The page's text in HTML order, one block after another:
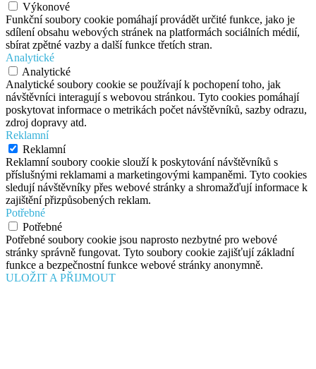
Výkonové
Funkční soubory cookie pomáhají provádět určité funkce, jako je
sdílení obsahu webových stránek na platformách sociálních médií,
sbírat zpětné vazby a další funkce třetích stran.
Analytické
Analytické
Analytické soubory cookie se používají k pochopení toho, jak
návštěvníci interagují s webovou stránkou. Tyto cookies pomáhají
poskytovat informace o metrikách počet návštěvníků, sazby odrazu,
zdroj dopravy atd.
Reklamní
Reklamní
Reklamní soubory cookie slouží k poskytování návštěvníků s
příslušnými reklamami a marketingovými kampaněmi. Tyto cookies
sledují návštěvníky přes webové stránky a shromažďují informace k
zajištění přizpůsobených reklam.
Potřebné
Potřebné
Potřebné soubory cookie jsou naprosto nezbytné pro webové
stránky správně fungovat. Tyto soubory cookie zajišťují základní
funkce a bezpečnostní funkce webové stránky anonymně.
ULOŽIT A PŘIJMOUT